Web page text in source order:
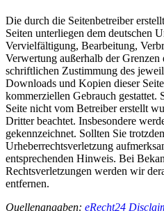
Die durch die Seitenbetreiber
Seiten unterliegen dem deutschen
Vervielfältigung, Bearbeitung,
Verwertung außerhalb der Grenzen
schriftlichen Zustimmung des
Downloads und Kopien dieser
kommerziellen Gebrauch gestattet.
Seite nicht vom Betreiber erstellt
Dritter beachtet. Insbesondere
gekennzeichnet. Sollten Sie
Urheberrechtsverletzung
entsprechenden Hinweis. Bei
Rechtsverletzungen werden wir
entfernen.
Quellenangaben: eRecht24